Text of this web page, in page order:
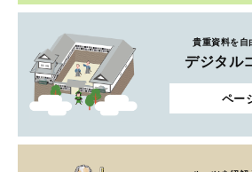
貴重資料を自
デジタル
ペー